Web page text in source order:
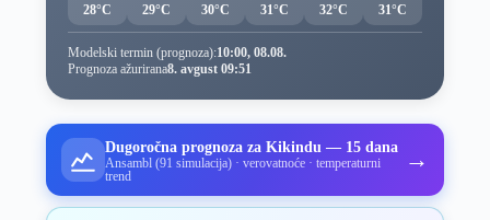
28°C 29°C 30°C 31°C 32°C 31°C
Modelski termin (prognoza):10:00, 08.08.
Prognoza ažurirana8. avgust 09:51
Dugoročna prognoza za Kikindu — 15 dana
Ansambl (91 simulacija) · verovatnoće · temperaturni
trend
→